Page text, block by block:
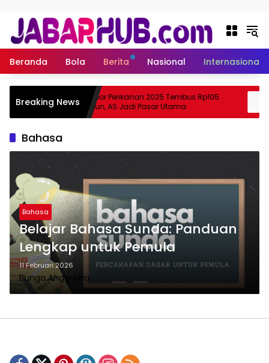
Beranda Bola Berita Nasional Internasional
Breaking NewsEkspor Perikanan 2025 Tembus Rp105
Triliun, AS Jadi Pasar Utama
Bahasa
Bahasa
Belajar Bahasa Sunda: Panduan
Lengkap untuk Pemula
11 Februari 2026
Bunga Anggrekia